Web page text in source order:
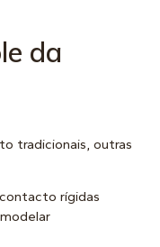
da
tradicionais, outras
rígidas